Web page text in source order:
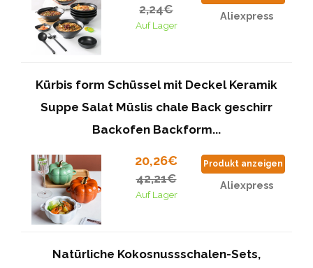
2,24€
Auf Lager
Aliexpress
Kürbis form Schüssel mit Deckel Keramik
Suppe Salat Müslis chale Back geschirr
Backofen Backform...
20,26€
42,21€
Auf Lager
Produkt anzeigen
Aliexpress
Natürliche Kokosnussschalen-Sets,